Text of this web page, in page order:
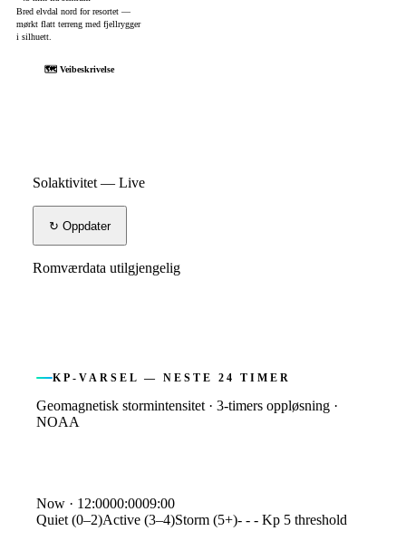
Bred elvdal nord for resortet —
mørkt flatt terreng med fjellrygger
i silhuett.
🗺 Veibeskrivelse
Solaktivitet — Live
↻ Oppdater
Romværdata utilgjengelig
KP-VARSEL — NESTE 24 TIMER
Geomagnetisk stormintensitet · 3-timers oppløsning ·
NOAA
Kp index forecast
Time
Kp
Now · 12:0000:0009:00
Quiet (0–2)Active (3–4)Storm (5+)- - - Kp 5 threshold